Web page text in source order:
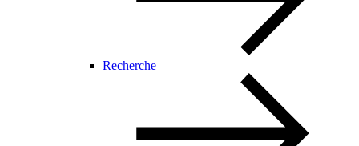
Recherche